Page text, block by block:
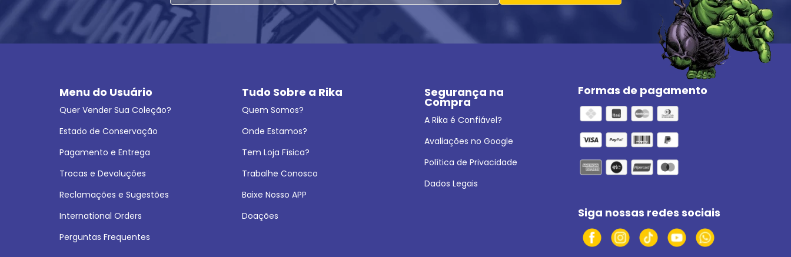
Menu do Usuário
Quer Vender Sua Coleção?
Estado de Conservação
Pagamento e Entrega
Trocas e Devoluções
Reclamações e Sugestões
International Orders
Perguntas Frequentes
Tudo Sobre a Rika
Quem Somos?
Onde Estamos?
Tem Loja Física?
Trabalhe Conosco
Baixe Nosso APP
Doações
Segurança na
Compra
A Rika é Confiável?
Avaliações no Google
Política de Privacidade
Dados Legais
Formas de pagamento
Siga nossas redes sociais